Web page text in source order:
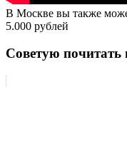
В Москве вы также
5.000 рублей
Советую почитать